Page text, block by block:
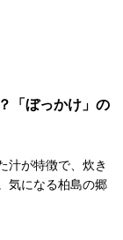
「ぼっかけ」の
汁が特徴で、炊き
気になる柏島の郷